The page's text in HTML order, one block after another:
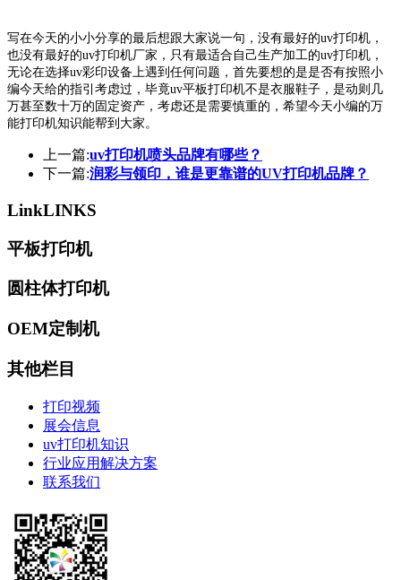
写在今天的小小分享的最后想跟大家说一句，没有最好的uv打印机，
也没有最好的uv打印机厂家，只有最适合自己生产加工的uv打印机，
无论在选择uv彩印设备上遇到任何问题，首先要想的是是否有按照小
编今天给的指引考虑过，毕竟uv平板打印机不是衣服鞋子，是动则几
万甚至数十万的固定资产，考虑还是需要慎重的，希望今天小编的万
能打印机知识能帮到大家。
上一篇:uv打印机喷头品牌有哪些？
下一篇:润彩与领印，谁是更靠谱的UV打印机品牌？
LinkLINKS
平板打印机
圆柱体打印机
OEM定制机
其他栏目
打印视频
展会信息
uv打印机知识
行业应用解决方案
联系我们